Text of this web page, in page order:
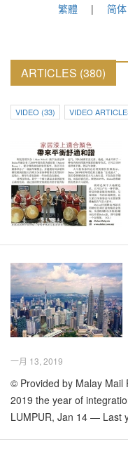
繁體 简体
ARTICLES (380)
VIDEO (33) VIDEO
一月 13, 2019
© Provided by Malay Mail
2019 the year of
LUMPUR, Jan 14 — Last